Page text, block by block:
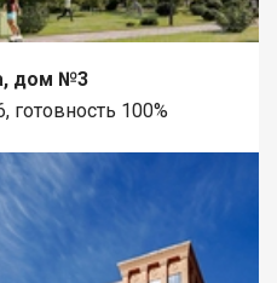
дом №3
готовность 100%